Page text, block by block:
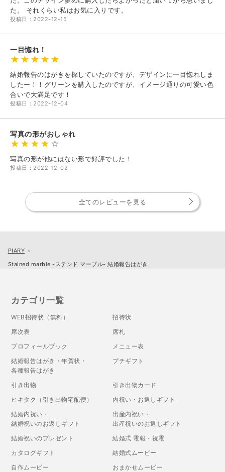
た。 それくらい私はお気に入りです。
投稿日：2022-12-15
一目惚れ！
結婚報告のはがきを探していたのですが、デザインに一目惚れしま
したー！！グリーンを購入したのですが、イメージ通りの可愛い色
合いで大満足です！
投稿日：2022-12-04
写真の形がおしゃれ
写真の形が他にはない形で好評でした！
投稿日：2022-12-02
全てのレビューを見る
PIARY
Stained marble -ステンド マーブル- 結婚報告はがき
カテゴリ一覧
WEB招待状（無料）
招待状
席次表
席札
プロフィールブック
メニュー表
結婚報告はがき・年賀状・
各種報告はがき
プチギフト
引き出物
引き出物カード
ヒキタク（引き出物宅配便）
内祝い・お返しギフト
結婚内祝い・
結婚祝いのお返しギフト
出産内祝い・
出産祝いのお返しギフト
結婚祝いのプレゼント
結婚式 電報・祝電
カタログギフト
結婚式ムービー
自作ムービー
おまかせムービー